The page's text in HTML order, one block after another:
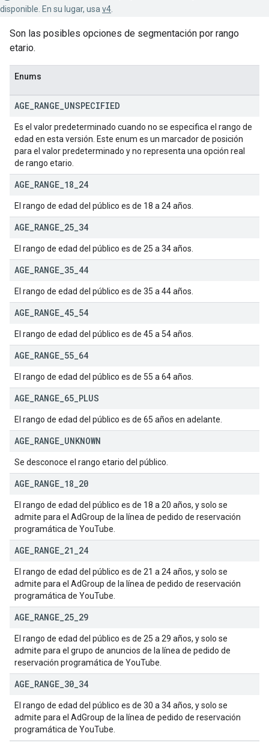
disponible. En su lugar, usa v4
Son las posibles opciones de segmentación por rango
etario.
Enums
AGE RANGE UNSPECIFIED
Es el valor predeterminado cuando no se especifica el rango de
edad en esta versión. Este enum es un marcador de posición
para el valor predeterminado y no representa una opción real
de rango etario.
AGE RANGE 18 24
El rango de edad del público es de 18 a 24 años.
AGE RANGE 25 34
El rango de edad del público es de 25 a 34 años.
AGE RANGE 35 44
El rango de edad del público es de 35 a 44 años.
AGE RANGE 45 54
El rango de edad del público es de 45 a 54 años.
AGE RANGE 55 64
El rango de edad del público es de 55 a 64 años.
AGE RANGE 65 PLUS
El rango de edad del público es de 65 años en adelante.
AGE RANGE UNKNOWN
Se desconoce el rango etario del público.
AGE RANGE 18 20
El rango de edad del público es de 18 a 20 años, y solo se
admite para el AdGroup de la línea de pedido de reservación
programática de YouTube.
AGE RANGE 21 24
El rango de edad del público es de 21 a 24 años, y solo se
admite para el AdGroup de la línea de pedido de reservación
programática de YouTube.
AGE RANGE 25 29
El rango de edad del público es de 25 a 29 años, y solo se
admite para el grupo de anuncios de la línea de pedido de
reservación programática de YouTube.
AGE RANGE 30 34
El rango de edad del público es de 30 a 34 años, y solo se
admite para el AdGroup de la línea de pedido de reservación
programática de YouTube.